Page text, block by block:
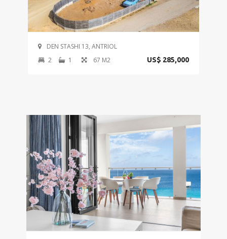
DEN STASHI 13, ANTRIOL
2
1 67 M2 US$ 285,000